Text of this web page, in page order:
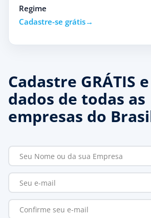
Regime
Cadastre-se grátis
Cadastre GRÁTIS
dados de todas as
empresas do